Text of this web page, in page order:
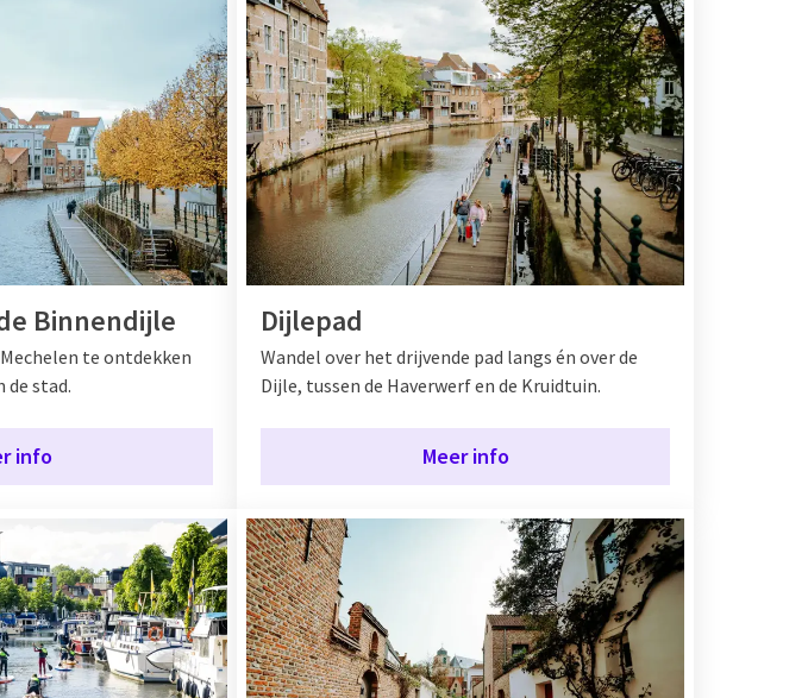
Binnendijle
te ontdekken
de stad.
info
Dijlepad
Wandel over het drijvende pad langs én over de
Dijle, tussen de Haverwerf en de Kruidtuin.
Meer info